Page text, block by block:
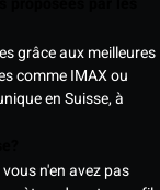
grâce aux meilleures
comme IMAX ou
en Suisse, à
n'en avez pas